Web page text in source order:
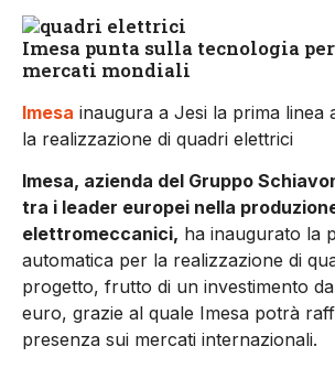
Imesa punta sulla tecnologia
mercati mondiali
Imesa inaugura a Jesi la prima linea
la realizzazione di quadri elettrici
Imesa, azienda del Gruppo
tra i leader europei nella
elettromeccanici, ha inaugurato la
automatica per la realizzazione di
progetto, frutto di un investimento
euro, grazie al quale Imesa potrà
presenza sui mercati internazionali.